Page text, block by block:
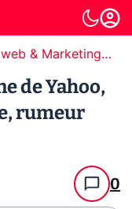
Site web & Marketing Digital
de Yahoo,
rumeur
0